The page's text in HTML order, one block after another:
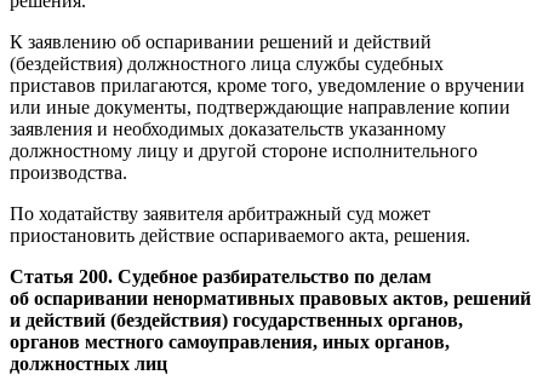
К заявлению об оспаривании решений и действий
(бездействия) должностного лица службы судебных
приставов прилагаются, кроме того, уведомление о вручении
или иные документы, подтверждающие направление копии
заявления и необходимых доказательств указанному
должностному лицу и другой стороне исполнительного
производства.
По ходатайству заявителя арбитражный суд может
приостановить действие оспариваемого акта, решения.
Статья 200. Судебное разбирательство по делам
об оспаривании ненормативных правовых актов, решений
и действий (бездействия) государственных органов,
органов местного самоуправления, иных органов,
должностных лиц